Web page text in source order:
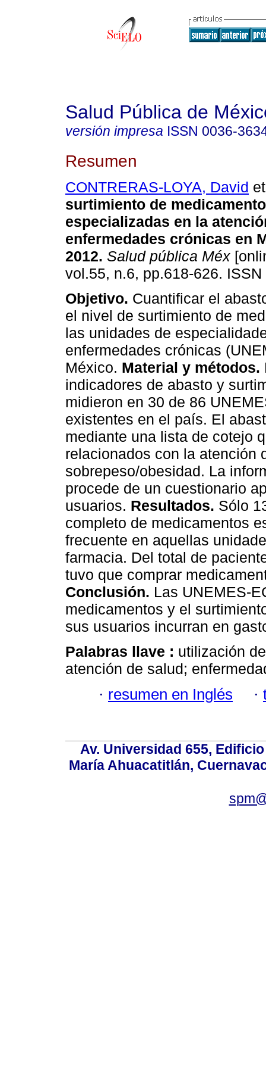
Salud Pública de
versión impresa ISSN 0036-
Resumen
CONTRERAS-LOYA, David
surtimiento de
especializadas en la
enfermedades crónicas en
2012. Salud pública Méx
vol.55, n.6, pp.618-626.
Objetivo. Cuantificar el
el nivel de surtimiento de
las unidades de
enfermedades crónicas
México. Material y métodos.
indicadores de abasto y
midieron en 30 de 86
existentes en el país. El
mediante una lista de cotejo
relacionados con la atención
sobrepeso/obesidad. La
procede de un cuestionario
usuarios. Resultados. Sólo
completo de medicamentos
frecuente en aquellas
farmacia. Del total de
tuvo que comprar
Conclusión. Las UNEMES-
medicamentos y el
sus usuarios incurran en
Palabras llave : utilización
atención de salud;
· resumen en Inglés ·
Av. Universidad 655,
María Ahuacatitlán,